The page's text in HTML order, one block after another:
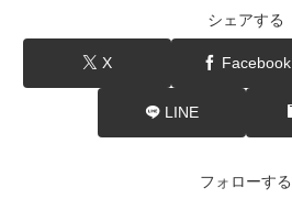
シェアする
X Facebook
LINE
フォローする